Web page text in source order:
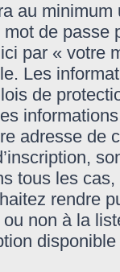
au
mot de
par « votre
Les
de
adresse de
tous les
rendre
non à la